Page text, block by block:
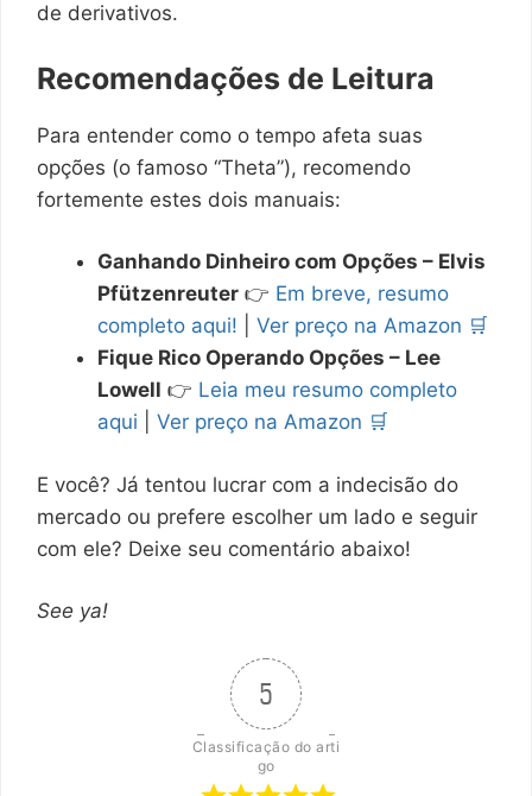
de derivativos.
Recomendações de Leitura
Para entender como o tempo afeta suas
opções (o famoso “Theta”), recomendo
fortemente estes dois manuais:
Ganhando Dinheiro com Opções – Elvis
Pfützenreuter 👉 Em breve, resumo
completo aqui!
Ver preço na Amazon 🛒
Fique Rico Operando Opções – Lee
Lowell 👉 Leia meu resumo completo
aqui
Ver preço na Amazon 🛒
E você? Já tentou lucrar com a indecisão do
mercado ou prefere escolher um lado e seguir
com ele? Deixe seu comentário abaixo!
See ya!
5
Classificação do arti
go